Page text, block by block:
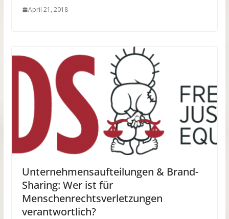
April 21, 2018
Unternehmensaufteilungen & Brand-
Sharing: Wer ist für
Menschenrechtsverletzungen
verantwortlich?